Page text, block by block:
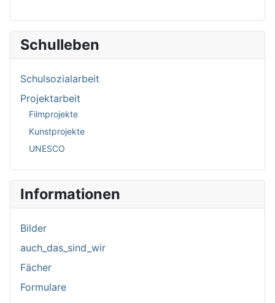
Schulleben
Schulsozialarbeit
Projektarbeit
Filmprojekte
Kunstprojekte
UNESCO
Informationen
Bilder
auch_das_sind_wir
Fächer
Formulare